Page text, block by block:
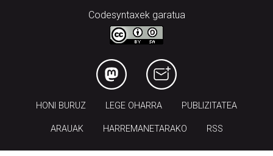
Codesyntaxek garatua
HONI BURUZ LEGE OHARRA PUBLIZITATEA
ARAUAK HARREMANETARAKO RSS